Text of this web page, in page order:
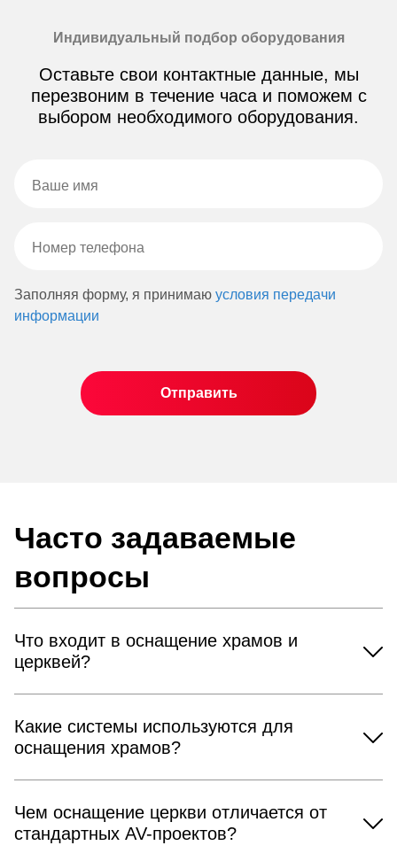
Индивидуальный подбор оборудования
Оставьте свои контактные данные, мы
перезвоним в течение часа и поможем с
выбором необходимого оборудования.
Заполняя форму, я принимаю условия передачи
информации
Часто задаваемые
вопросы
Что входит в оснащение храмов и
церквей?
Какие системы используются для
оснащения храмов?
Чем оснащение церкви отличается от
стандартных AV-проектов?